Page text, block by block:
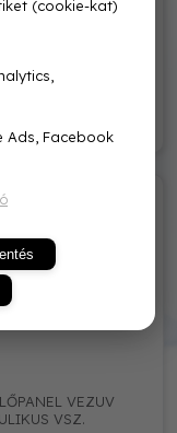
VEZUV
VSZ.
(cookie-kat)
Ads, Facebook